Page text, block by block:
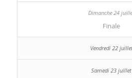
Finale